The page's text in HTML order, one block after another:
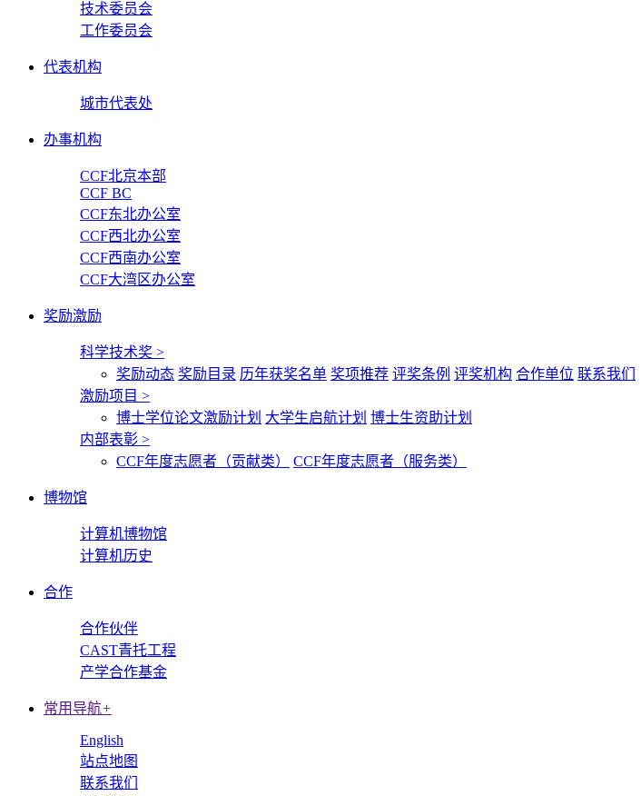
技术委员会
工作委员会
代表机构
城市代表处
办事机构
CCF北京本部
CCF BC
CCF东北办公室
CCF西北办公室
CCF西南办公室
CCF大湾区办公室
奖励激励
科学技术奖 >
奖励动态 奖励目录 历年获奖名单 奖项推荐 评奖条例 评奖机构 合作单位 联系我们
激励项目 >
博士学位论文激励计划 大学生启航计划 博士生资助计划
内部表彰 >
CCF年度志愿者（贡献类）
CCF年度志愿者（服务类）
博物馆
计算机博物馆
计算机历史
合作
合作伙伴
CAST青托工程
产学合作基金
常用导航+
English
站点地图
联系我们